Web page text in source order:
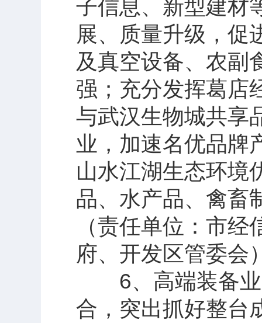
子信息、新型建材
展、质量升级，促
及真空设备、农副
强；充分发挥葛店
与武汉生物城共享
业，加速名优品牌
山水江湖生态环境
品、水产品、禽畜
（责任单位：市
府、开发区管委会
6、高端装备业“
合，突出抓好整台